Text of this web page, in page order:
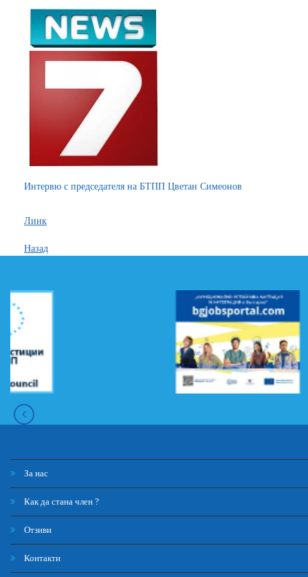
Интервю с председателя на БТПП Цветан Симеонов
Линк
Назад
За нас
Как да стана член ?
Отзиви
Контакти